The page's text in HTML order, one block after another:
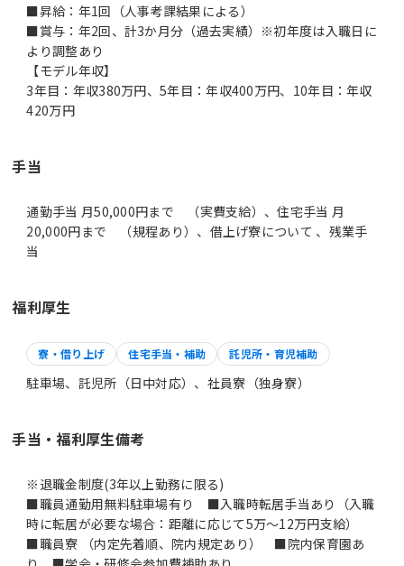
■昇給：年1回（人事考課結果による）
■賞与：年2回、計3か月分（過去実績）※初年度は入職日に
より調整あり
【モデル年収】
3年目：年収380万円、5年目：年収400万円、10年目：年収
420万円
手当
通勤手当 月50,000円まで （実費支給）、住宅手当 月
20,000円まで （規程あり）、借上げ寮について 、残業手
当
福利厚生
寮・借り上げ 住宅手当・補助 託児所・育児補助
駐車場、託児所（日中対応）、社員寮（独身寮）
手当・福利厚生備考
※退職金制度(3年以上勤務に限る)
■職員通勤用無料駐車場有り ■入職時転居手当あり（入職
時に転居が必要な場合：距離に応じて5万～12万円支給）
■職員寮 （内定先着順、院内規定あり） ■院内保育園あ